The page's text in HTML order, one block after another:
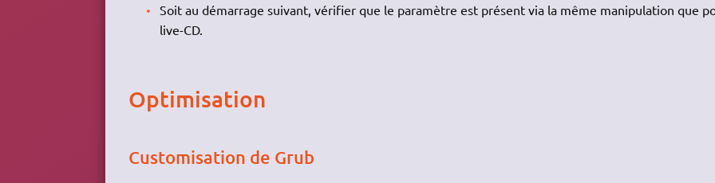
Soit au démarrage suivant, vérifier que le paramètre est présent via la même manipulation que
live-CD.
Optimisation
Customisation de Grub